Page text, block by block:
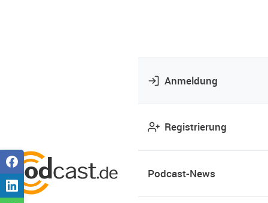
Anmeldung
Registrierung
Podcast-News